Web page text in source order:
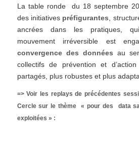
La table ronde du 18 septembre
des initiatives préfigurantes ,
ancrées dans les pratiques,
mouvement irréversible est
convergence des données au
collectifs de prévention et
partagés, plus robustes et plus
=> Voir les replays de précédentes
Cercle sur le thème « pour des data
exploitées » :